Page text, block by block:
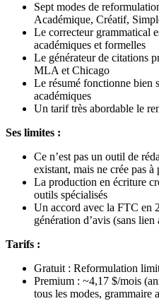
Sept modes de
Académique, Créatif,
Le correcteur grammatical
académiques et formelles
Le générateur de citations
MLA et Chicago
Le résumé fonctionne bien
académiques
Un tarif très abordable le
Ses limites :
Ce n’est pas un outil de
existant, mais ne crée pas à
La production en écriture
outils spécialisés
Un accord avec la FTC en
génération d’avis (sans
Tarifs :
Gratuit : Reformulation
Premium : ~4,17 $/mois
tous les modes, grammaire